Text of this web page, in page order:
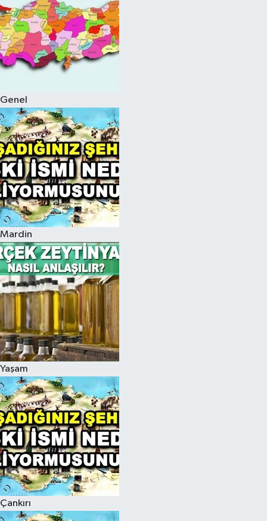
Genel
Mardin
Yaşam
Çankırı